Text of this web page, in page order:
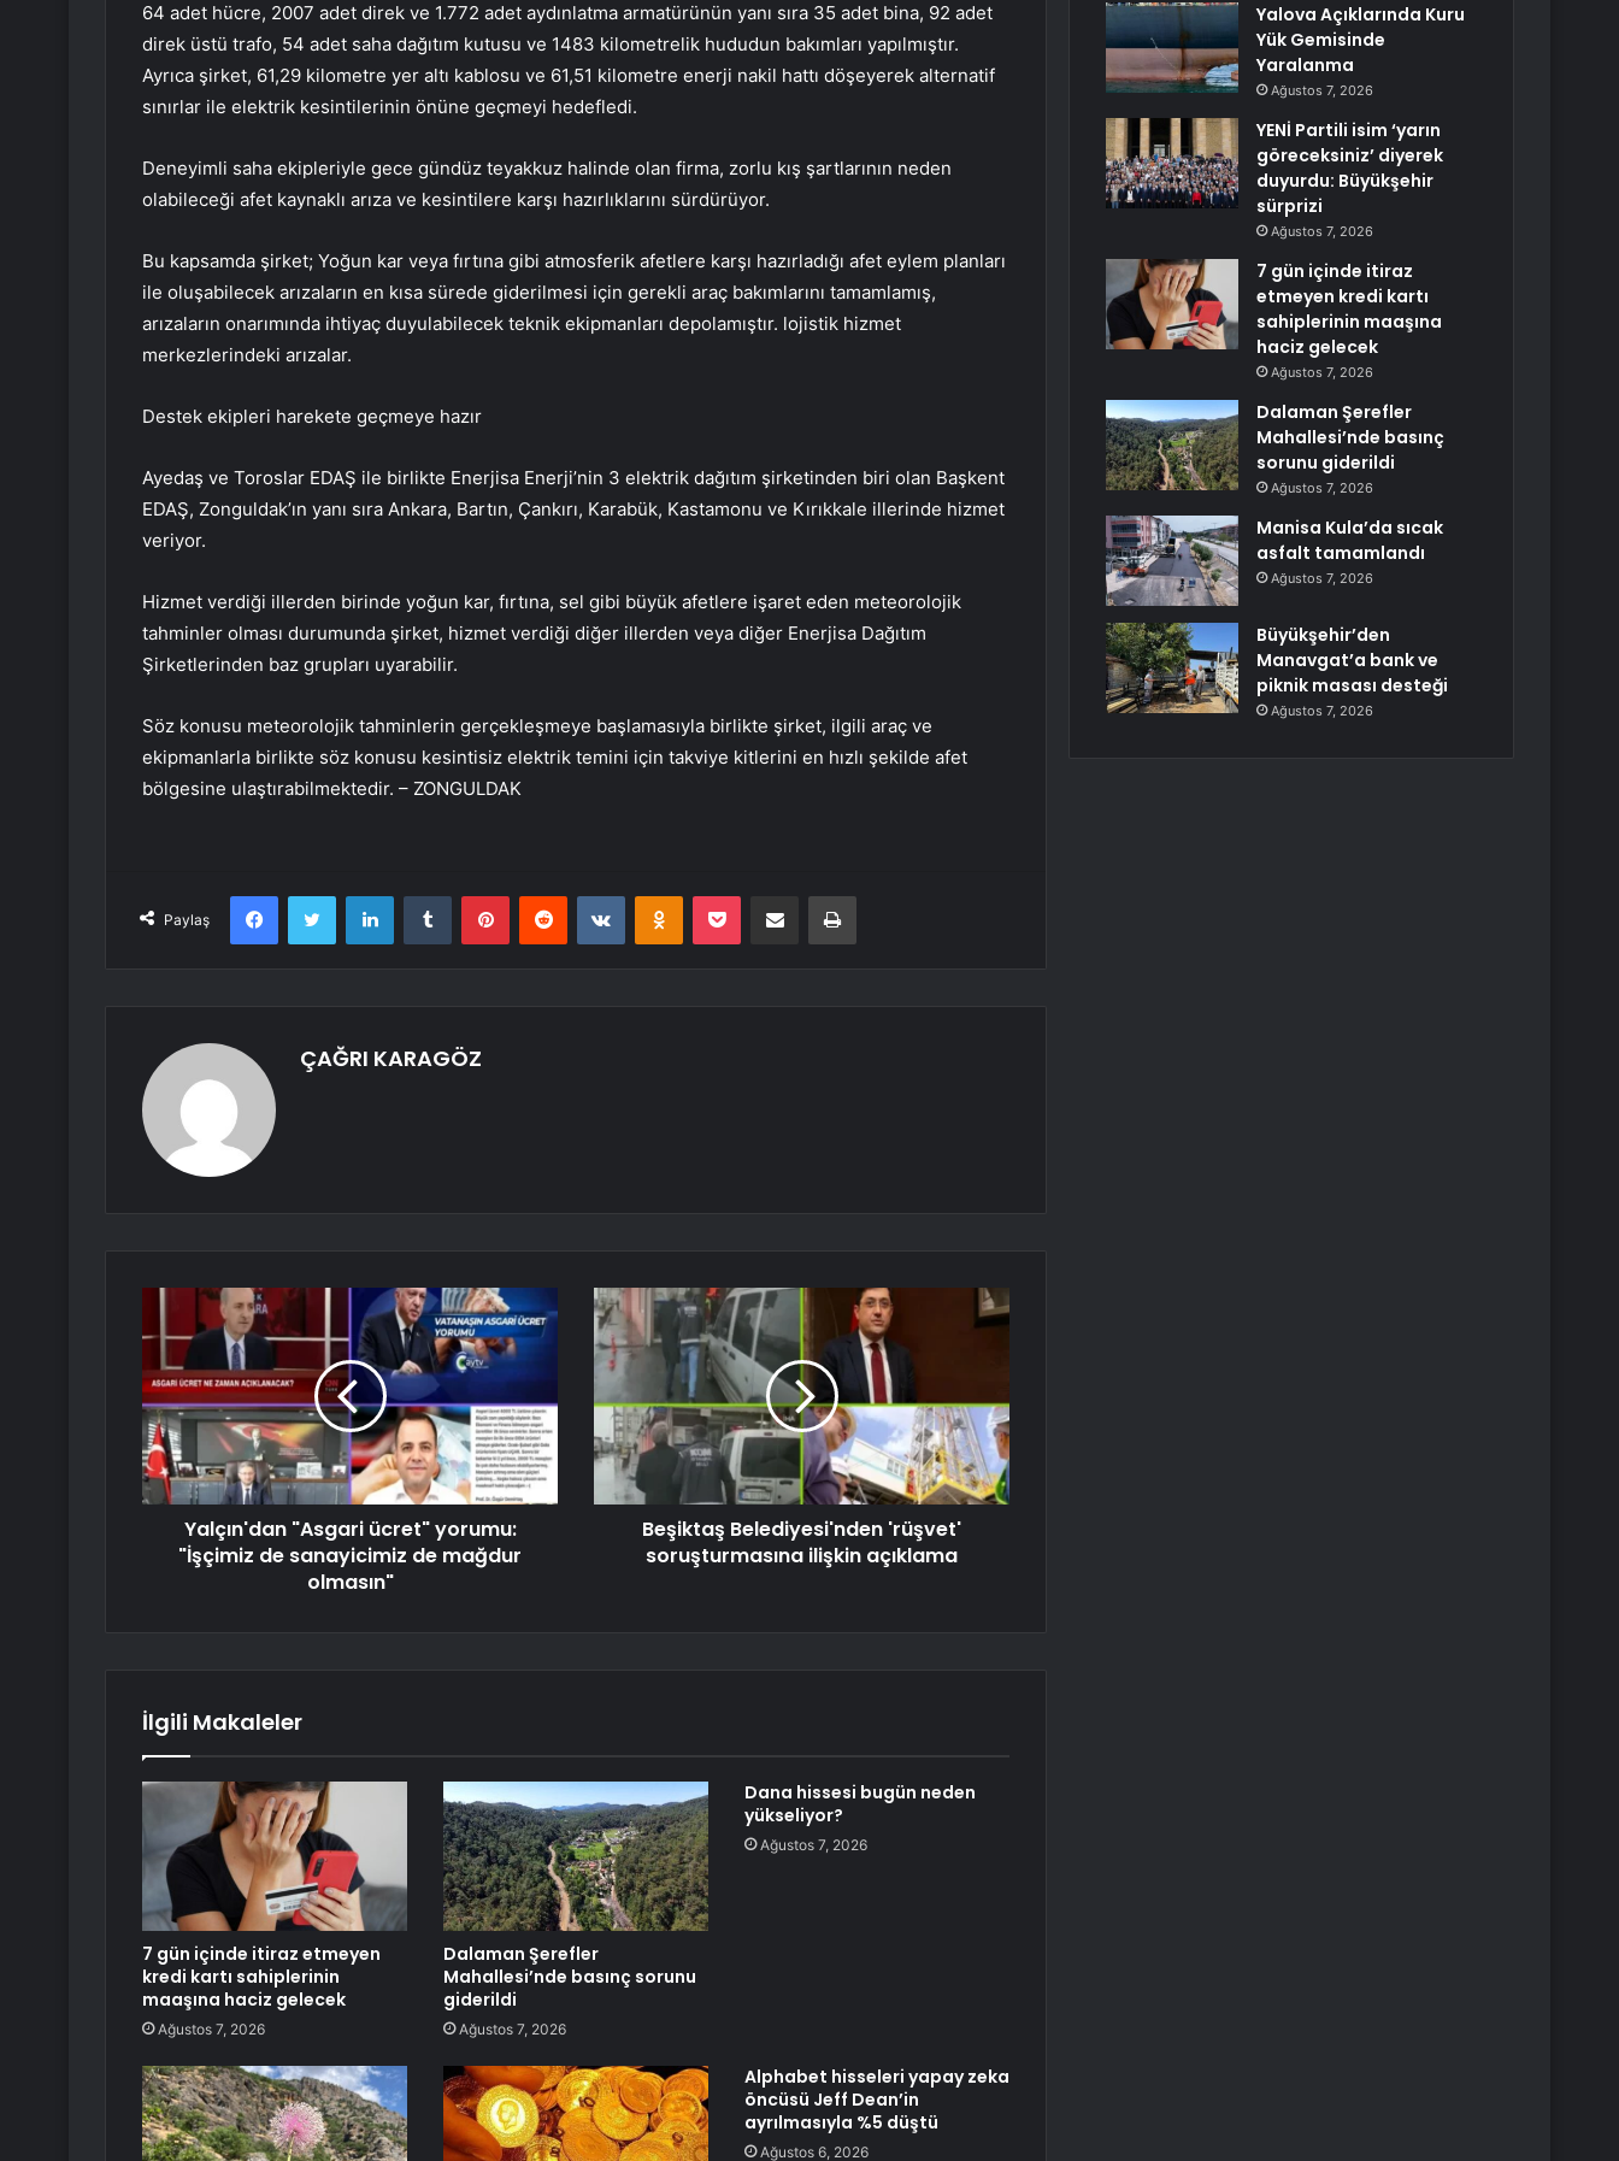
64 adet hücre, 2007 adet direk ve 1.772 adet aydınlatma armatürünün yanı sıra 35 adet bina, 92 adet
direk üstü trafo, 54 adet saha dağıtım kutusu ve 1483 kilometrelik hududun bakımları yapılmıştır.
Ayrıca şirket, 61,29 kilometre yer altı kablosu ve 61,51 kilometre enerji nakil hattı döşeyerek alternatif
sınırlar ile elektrik kesintilerinin önüne geçmeyi hedefledi.
Deneyimli saha ekipleriyle gece gündüz teyakkuz halinde olan firma, zorlu kış şartlarının neden
olabileceği afet kaynaklı arıza ve kesintilere karşı hazırlıklarını sürdürüyor.
Bu kapsamda şirket; Yoğun kar veya fırtına gibi atmosferik afetlere karşı hazırladığı afet eylem planları
ile oluşabilecek arızaların en kısa sürede giderilmesi için gerekli araç bakımlarını tamamlamış,
arızaların onarımında ihtiyaç duyulabilecek teknik ekipmanları depolamıştır. lojistik hizmet
merkezlerindeki arızalar.
Destek ekipleri harekete geçmeye hazır
Ayedaş ve Toroslar EDAŞ ile birlikte Enerjisa Enerji’nin 3 elektrik dağıtım şirketinden biri olan Başkent
EDAŞ, Zonguldak’ın yanı sıra Ankara, Bartın, Çankırı, Karabük, Kastamonu ve Kırıkkale illerinde hizmet
veriyor.
Hizmet verdiği illerden birinde yoğun kar, fırtına, sel gibi büyük afetlere işaret eden meteorolojik
tahminler olması durumunda şirket, hizmet verdiği diğer illerden veya diğer Enerjisa Dağıtım
Şirketlerinden baz grupları uyarabilir.
Söz konusu meteorolojik tahminlerin gerçekleşmeye başlamasıyla birlikte şirket, ilgili araç ve
ekipmanlarla birlikte söz konusu kesintisiz elektrik temini için takviye kitlerini en hızlı şekilde afet
bölgesine ulaştırabilmektedir. – ZONGULDAK
Paylaş
FacebookTwitter LinkedInTumblr PinterestReddit VKontakteOdnoklassniki
Pocket E-Posta ile paylaş Yazdır
ÇAĞRI KARAGÖZ
Yalçın'dan "Asgari ücret" yorumu:
"İşçimiz de sanayicimiz de mağdur
olmasın"
Beşiktaş Belediyesi'nden 'rüşvet'
soruşturmasına ilişkin açıklama
İlgili Makaleler
7 gün içinde itiraz etmeyen
kredi kartı sahiplerinin
maaşına haciz gelecek
Ağustos 7, 2026
Dalaman Şerefler
Mahallesi’nde basınç sorunu
giderildi
Ağustos 7, 2026
Dana hissesi bugün neden
yükseliyor?
Ağustos 7, 2026
Alphabet hisseleri yapay zeka
öncüsü Jeff Dean’in
ayrılmasıyla %5 düştü
Ağustos 6, 2026
Yalova Açıklarında Kuru
Yük Gemisinde
Yaralanma
Ağustos 7, 2026
YENİ Partili isim ‘yarın
göreceksiniz’ diyerek
duyurdu: Büyükşehir
sürprizi
Ağustos 7, 2026
7 gün içinde itiraz
etmeyen kredi kartı
sahiplerinin maaşına
haciz gelecek
Ağustos 7, 2026
Dalaman Şerefler
Mahallesi’nde basınç
sorunu giderildi
Ağustos 7, 2026
Manisa Kula’da sıcak
asfalt tamamlandı
Ağustos 7, 2026
Büyükşehir’den
Manavgat’a bank ve
piknik masası desteği
Ağustos 7, 2026